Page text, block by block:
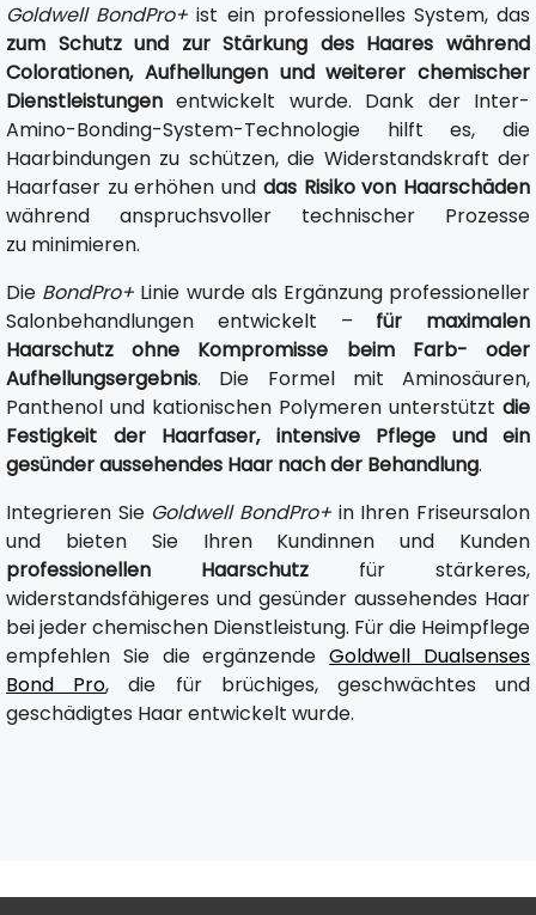
Goldwell BondPro+ ist ein professionelles System, das
zum Schutz und zur Stärkung des Haares während
Colorationen, Aufhellungen und weiterer chemischer
Dienstleistungen entwickelt wurde. Dank der Inter-
Amino-Bonding-System-Technologie hilft es, die
Haarbindungen zu schützen, die Widerstandskraft der
Haarfaser zu erhöhen und das Risiko von Haarschäden
während anspruchsvoller technischer Prozesse
zu minimieren.
Die BondPro+ Linie wurde als Ergänzung professioneller
Salonbehandlungen entwickelt – für maximalen
Haarschutz ohne Kompromisse beim Farb- oder
Aufhellungsergebnis. Die Formel mit Aminosäuren,
Panthenol und kationischen Polymeren unterstützt die
Festigkeit der Haarfaser, intensive Pflege und ein
gesünder aussehendes Haar nach der Behandlung.
Integrieren Sie Goldwell BondPro+ in Ihren Friseursalon
und bieten Sie Ihren Kundinnen und Kunden
professionellen Haarschutz für stärkeres,
widerstandsfähigeres und gesünder aussehendes Haar
bei jeder chemischen Dienstleistung. Für die Heimpflege
empfehlen Sie die ergänzendeGoldwell Dualsenses
Bond Pro, die für brüchiges, geschwächtes und
geschädigtes Haar entwickelt wurde.